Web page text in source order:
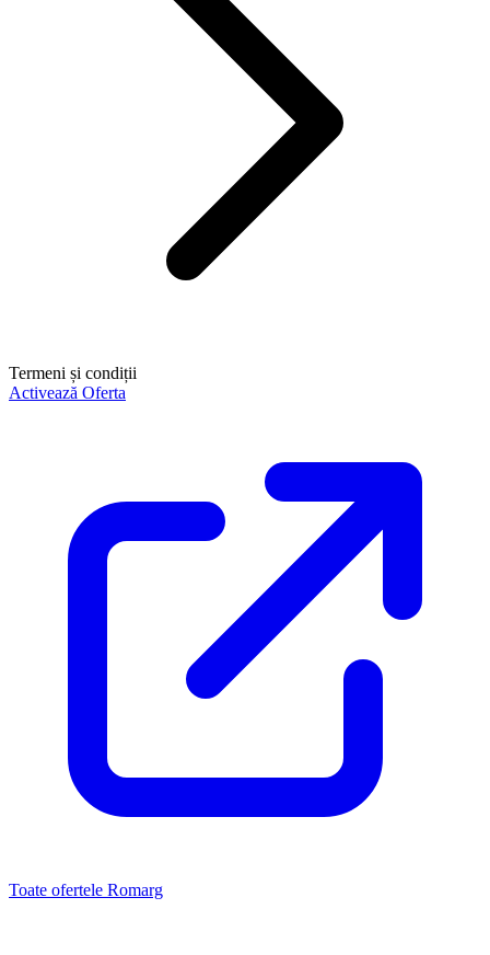
Termeni și condiții
Activează Oferta
Toate ofertele Romarg